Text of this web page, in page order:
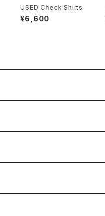
USED Check Shirts
¥6,600